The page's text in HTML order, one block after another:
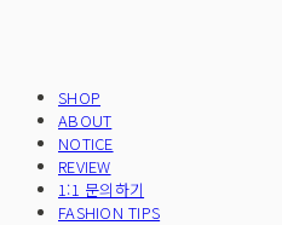
SHOP
ABOUT
NOTICE
REVIEW
1:1 문의하기
FASHION TIPS